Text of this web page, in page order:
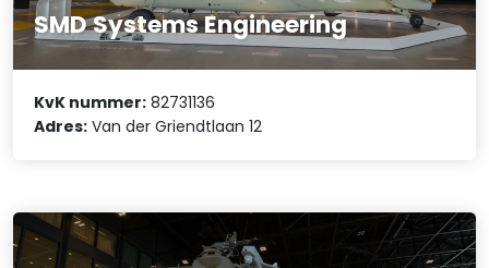
SMD Systems Engineering
KvK nummer: 82731136
Adres: Van der Griendtlaan 12